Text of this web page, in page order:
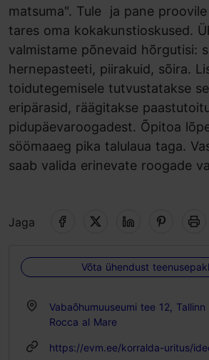
matsuma". Tule ja pane
tares oma kokakunstioskused.
valmistame põnevaid hõrgutisi:
hernepasteeti, piirakuid, sõira.
toidutegemisele tutvustatakse
eripärasid, räägitakse
pidupäevaroogadest. Õpitoa
söömaaeg pika talulaua taga.
saab valida erinevate roogade
Jaga
Võta ühendust
Vabaõhumuuseumi tee 12, Tallinn
Rocca al Mare